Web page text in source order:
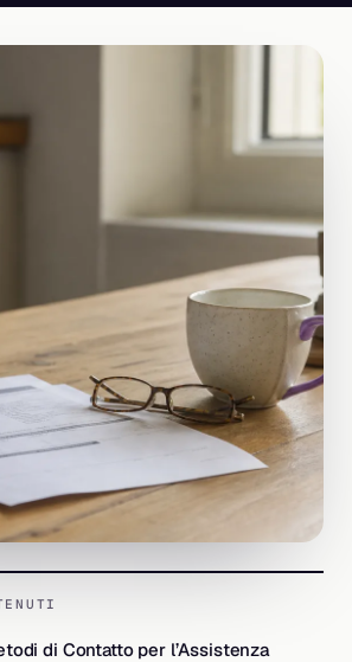
di Contatto per l’Assistenza